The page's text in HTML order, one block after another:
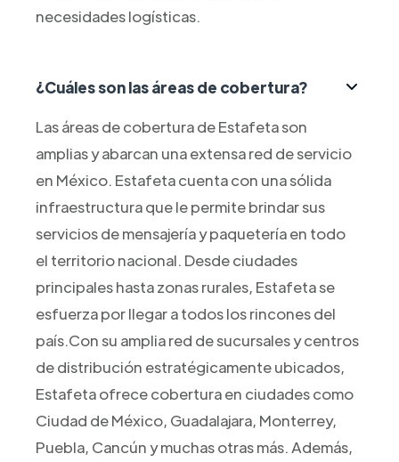
necesidades logísticas.
¿Cuáles son las áreas de cobertura?
Las áreas de cobertura de Estafeta son
amplias y abarcan una extensa red de servicio
en México. Estafeta cuenta con una sólida
infraestructura que le permite brindar sus
servicios de mensajería y paquetería en todo
el territorio nacional. Desde ciudades
principales hasta zonas rurales, Estafeta se
esfuerza por llegar a todos los rincones del
país.Con su amplia red de sucursales y centros
de distribución estratégicamente ubicados,
Estafeta ofrece cobertura en ciudades como
Ciudad de México, Guadalajara, Monterrey,
Puebla, Cancún y muchas otras más. Además,